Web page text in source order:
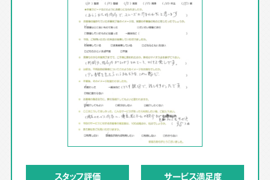
スタッフ評価 サービス満足度